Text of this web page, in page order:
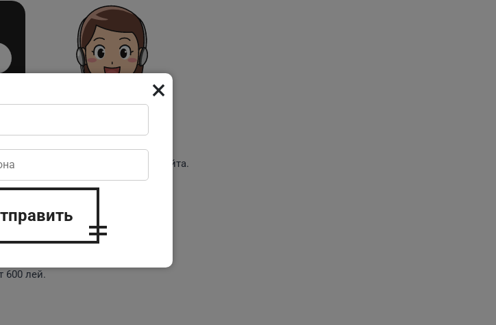
контентом и тестирование сайта.
2 до 8 недель.
600 лей.
×